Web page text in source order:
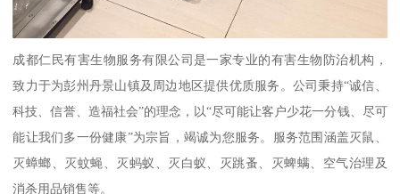
成都仁民有害生物服务有限公司是一家专业的有害生物防治机构，
致力于为彭州丹景山镇及周边地区提供优质服务。公司秉持“诚信、
科技、信誉、造福社会”的理念，以“尽可能让客户少花一分钱、尽可
能让我们多一份健康”为宗旨，竭诚为您服务。服务范围涵盖灭鼠、
灭蟑螂、灭蚊蝇、灭蚂蚁、灭白蚁、灭跳蚤、灭蜱螨、空气治理及
消杀用品销售等。